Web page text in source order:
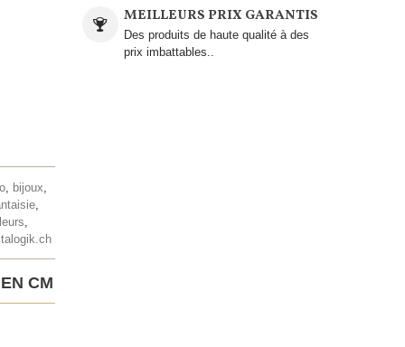
, bijoux,
,
,
CM
MEILLEURS PRIX GARANTIS
Des produits de haute qualité à des
prix imbattables..